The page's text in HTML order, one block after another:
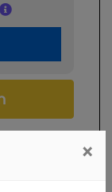
×